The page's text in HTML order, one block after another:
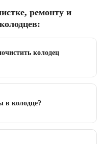
ремонту и
колодец
в колодце?